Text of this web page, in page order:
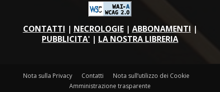
CONTATTI | NECROLOGIE| ABBONAMENTI |
PUBBLICITA' | LA NOSTRA LIBRERIA
Nota sulla Privacy Contatti
Nota sull’utilizzo dei Cookie
Amministrazione trasparente